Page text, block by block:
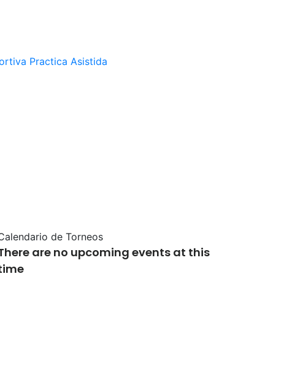
Practica Asistida
de Torneos
are no upcoming events at this